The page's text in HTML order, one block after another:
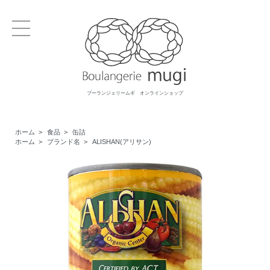
ブーランジェリームギ オンラインショップ
ホーム > 食品 >
缶詰
ホーム > ブランド名 > ALISHAN(アリサン)